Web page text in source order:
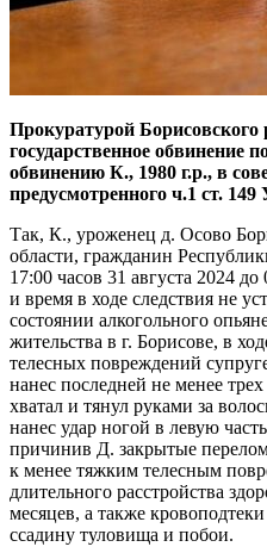
Прокуратурой Борисовского
государственное обвинение
обвинению К., 1980 г.р., в
предусмотренного ч.1 ст.
Так, К., уроженец д. Осово
области, гражданин
17:00 часов 31 августа 2024
и время в ходе следствия не
состоянии алкогольного
жительства в г. Борисове, в
телесных повреждений
нанес последней не менее
хватал и тянул руками за
нанес удар ногой в левую
причинив Д. закрытые
к менее тяжким телесным
длительного расстройства
месяцев, а также
ссадину туловища и побои.